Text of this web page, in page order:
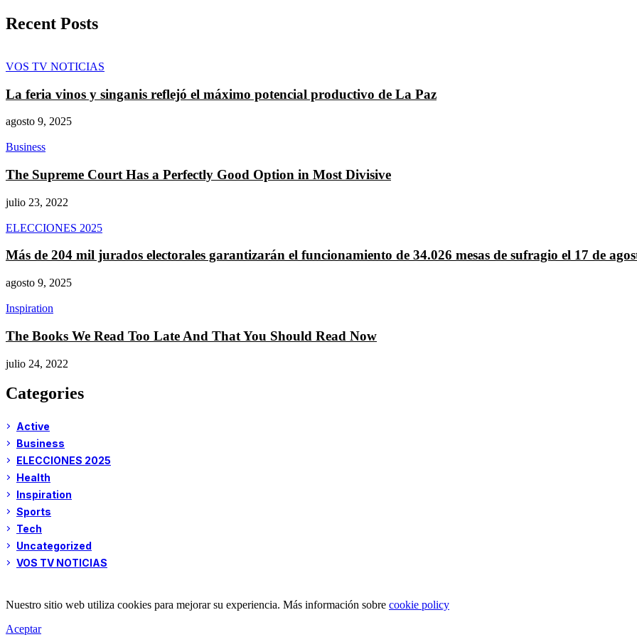
Recent Posts
VOS TV NOTICIAS
La feria vinos y singanis reflejó el máximo potencial productivo de La Paz
agosto 9, 2025
Business
The Supreme Court Has a Perfectly Good Option in Most Divisive
julio 23, 2022
ELECCIONES 2025
Más de 204 mil jurados electorales garantizarán el funcionamiento de 34.026 mesas de sufragio el 17 de
agosto 9, 2025
Inspiration
The Books We Read Too Late And That You Should Read Now
julio 24, 2022
Categories
Active
Business
ELECCIONES 2025
Health
Inspiration
Sports
Tech
Uncategorized
VOS TV NOTICIAS
Nuestro sitio web utiliza cookies para mejorar su experiencia. Más información sobre cookie policy
Aceptar